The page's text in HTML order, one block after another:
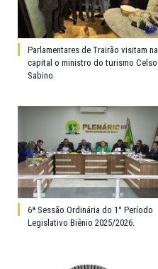
Parlamentares de Trairão visitam na
capital o ministro do turismo Celso
Sabino
6ª Sessão Ordinária do 1° Período
Legislativo Biênio 2025/2026.